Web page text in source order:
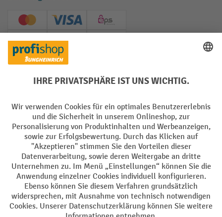
Creditcard (Master)Creditcard (Visa)
EPS
PayPal
Soziale Netzwerke
Impressum Datenschutz
Barrierefreiheit Privacy Settings
Alle Preise exkl. gesetzl. Mehrwertsteuer zzgl.Versandkostenund ggf.
Nachnahmegebühren, wenn nicht anders angegeben.
¹ Der Rabatt gilt so lange der Vorrat reicht. Der Rabatt gilt nicht auf